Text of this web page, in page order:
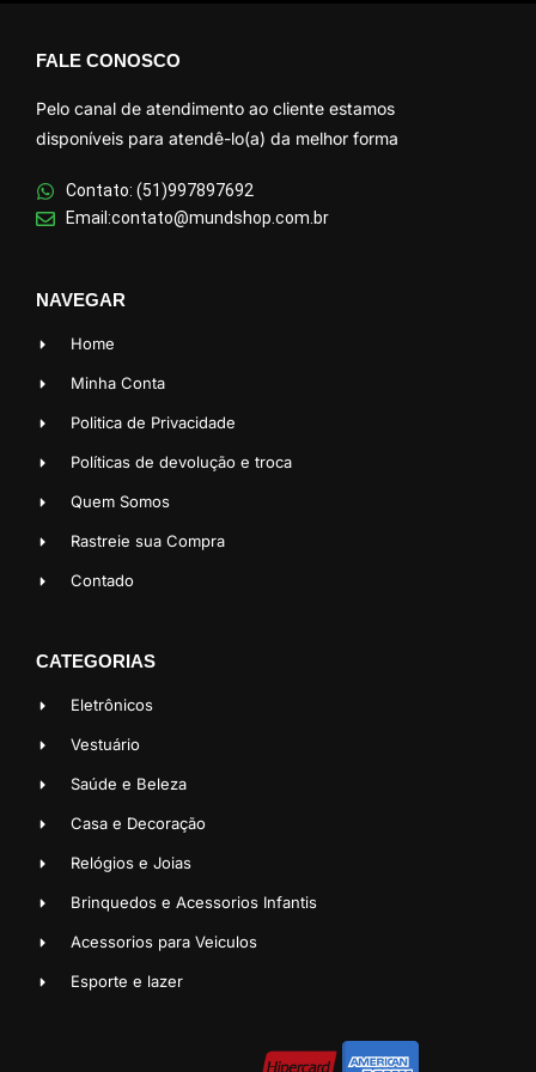
FALE CONOSCO
Pelo canal de atendimento ao cliente estamos
disponíveis para atendê-lo(a) da melhor forma
Contato: (51)997897692
Email:contato@mundshop.com.br
NAVEGAR
Home
Minha Conta
Politica de Privacidade
Políticas de devolução e troca
Quem Somos
Rastreie sua Compra
Contado
CATEGORIAS
Eletrônicos
Vestuário
Saúde e Beleza
Casa e Decoração
Relógios e Joias
Brinquedos e Acessorios Infantis
Acessorios para Veiculos
Esporte e lazer